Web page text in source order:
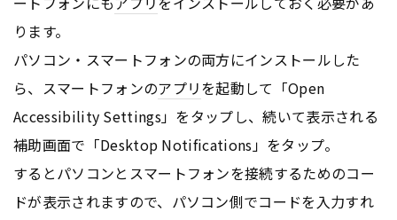
ります。
パソコン・スマートフォンの両方にインストールした
ら、スマートフォンのアプリを起動して「Open
Accessibility Settings」をタップし、続いて表示される
補助画面で「Desktop Notifications」をタップ。
するとパソコンとスマートフォンを接続するためのコー
ドが表示されますので、パソコン側でコードを入力すれ